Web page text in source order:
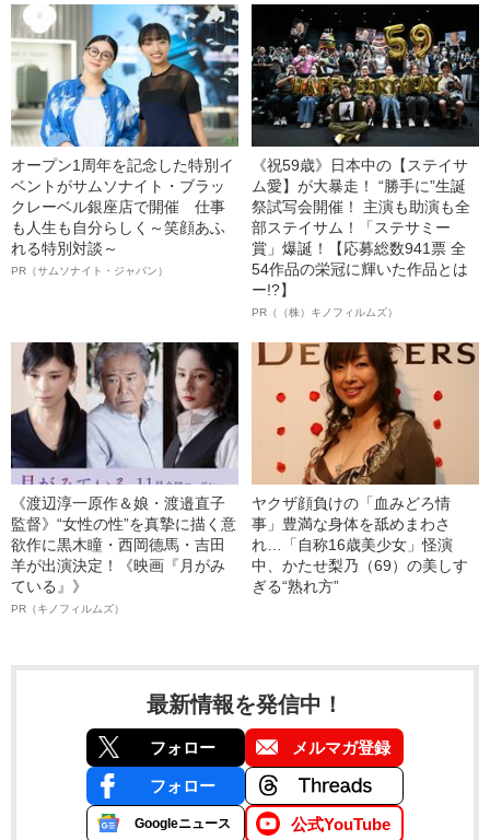
オープン1周年を記念した特別イ
ベントがサムソナイト・ブラッ
クレーベル銀座店で開催 仕事
も人生も自分らしく～笑顔あふ
れる特別対談～
PR（サムソナイト・ジャパン）
《祝59歳》日本中の【ステイサ
ム愛】が大暴走！ “勝手に”生誕
祭試写会開催！ 主演も助演も全
部ステイサム！「ステサミー
賞」爆誕！【応募総数941票 全
54作品の栄冠に輝いた作品とは
ー!?】
PR（（株）キノフィルムズ）
《渡辺淳一原作＆娘・渡邉直子
監督》“女性の性”を真摯に描く意
欲作に黒木瞳・西岡德馬・吉田
羊が出演決定！《映画『月がみ
ている』》
PR（キノフィルムズ）
ヤクザ顔負けの「血みどろ情
事」豊満な身体を舐めまわさ
れ…「自称16歳美少女」怪演
中、かたせ梨乃（69）の美しす
ぎる“熟れ方”
最新情報を発信中！
フォロー メルマガ登録
フォロー
Googleニュース 公式YouTube